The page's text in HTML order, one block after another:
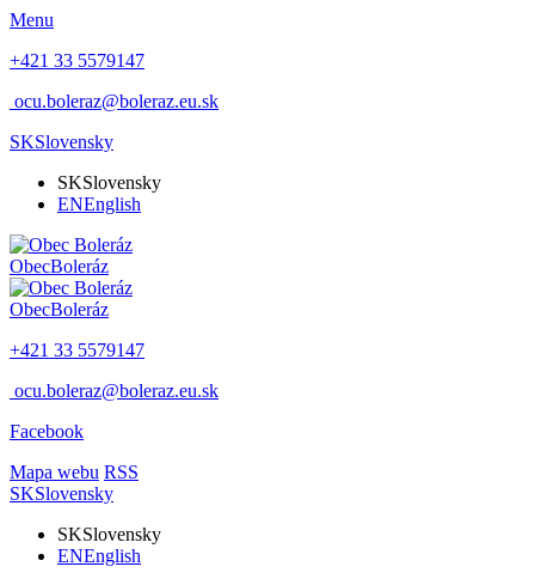
Menu
+421 33 5579147
ocu.boleraz@boleraz.eu.sk
SKSlovensky
SKSlovensky
ENEnglish
ObecBoleráz
ObecBoleráz
+421 33 5579147
ocu.boleraz@boleraz.eu.sk
Facebook
Mapa webu RSS
SKSlovensky
SKSlovensky
ENEnglish